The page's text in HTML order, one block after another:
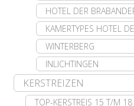
HOTEL DER
KAMERTYPES HOTEL
WINTERBERG
INLICHTINGEN
KERSTREIZEN
TOP-KERSTREIS 15 T/M